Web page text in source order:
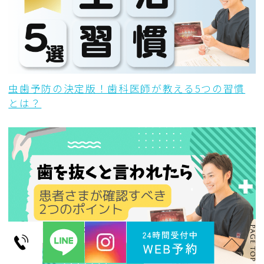
虫歯予防の決定版！歯科医師が教える5つの習慣
とは？